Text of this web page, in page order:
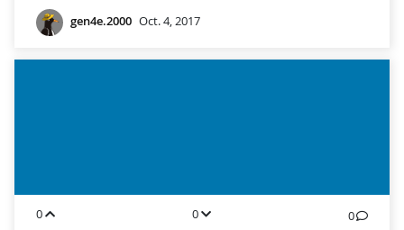
gen4e.2000 Oct. 4, 2017
0 0 0